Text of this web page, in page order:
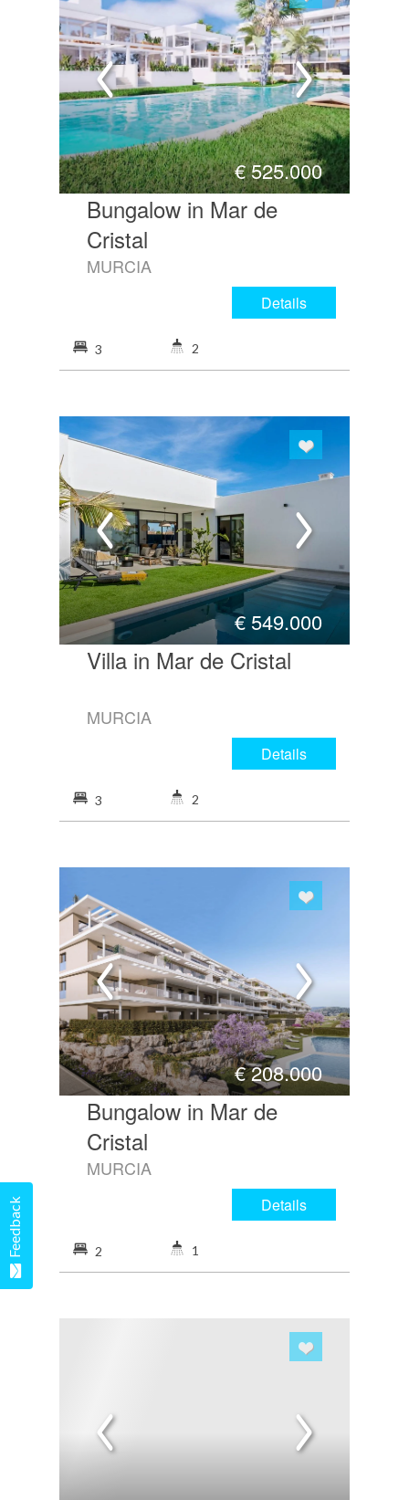
€525.000
Bungalow in Mar de
Cristal
MURCIA
Details
3 2
€ 549.000
Villa in Mar de Cristal
MURCIA
Details
3 2
€208.000
Bungalow in Mar de
Cristal
MURCIA
Details
2 1
Feedback